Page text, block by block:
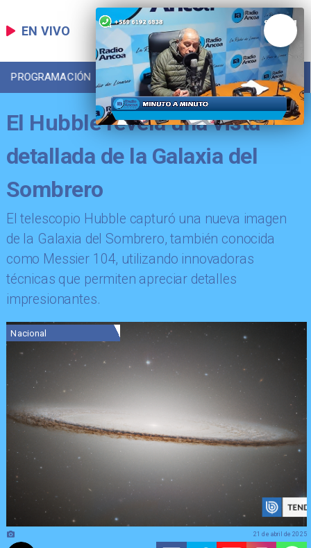
EN VIVO
PROGRAMACIÓN LOCAL DEPORTES
El Hubble revela una vista
detallada de la Galaxia del
Sombrero
El telescopio Hubble capturó una nueva imagen
de la Galaxia del Sombrero, también conocida
como Messier 104, utilizando innovadoras
técnicas que permiten apreciar detalles
impresionantes.
Nacional
21 de abril de 2025